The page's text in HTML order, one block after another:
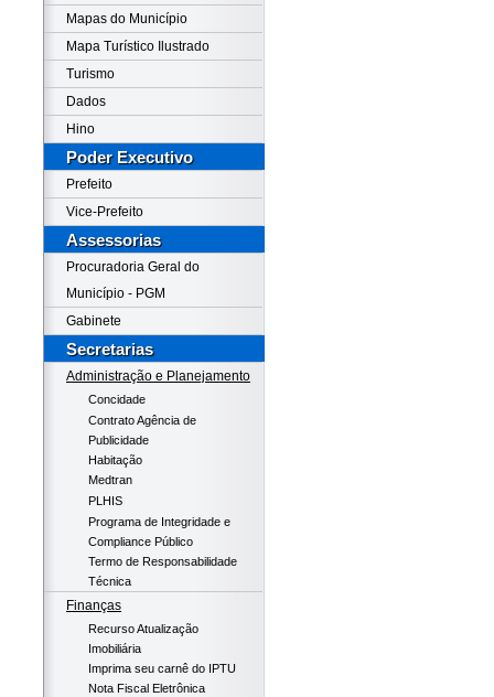
Mapas do Município
Mapa Turístico Ilustrado
Turismo
Dados
Hino
Poder Executivo
Prefeito
Vice-Prefeito
Assessorias
Procuradoria Geral do
Município - PGM
Gabinete
Secretarias
Administração e Planejamento
Concidade
Contrato Agência de
Publicidade
Habitação
Medtran
PLHIS
Programa de Integridade e
Compliance Público
Termo de Responsabilidade
Técnica
Finanças
Recurso Atualização
Imobiliária
Imprima seu carnê do IPTU
Nota Fiscal Eletrônica